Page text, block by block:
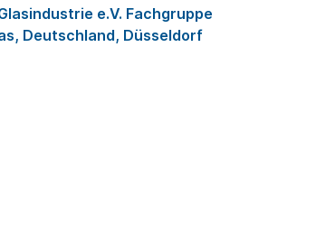
e.V. Fachgruppe
Deutschland, Düsseldorf